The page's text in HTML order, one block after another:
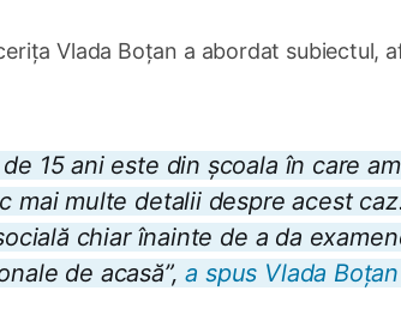
Vlada Boțan a abordat subiectul,
15 ani este din școala în care
mai multe detalii despre acest
chiar înainte de a da
de acasă”, a spus Vlada